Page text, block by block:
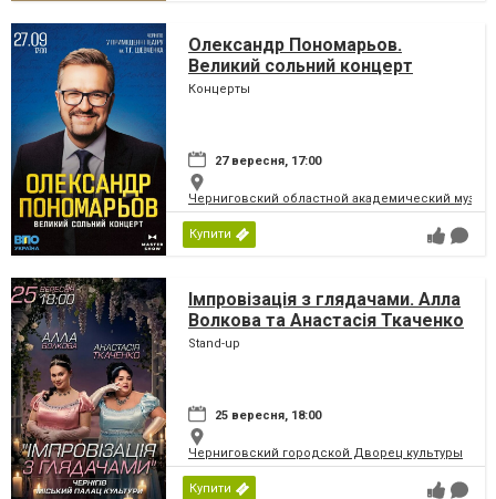
Олександр Пономарьов.
Великий сольний концерт
Концерты
27 вересня, 17:00
Черниговский областной академический
Купити
Імпровізація з глядачами. Алла
Волкова та Анастасія Ткаченко
Stand-up
25 вересня, 18:00
Черниговский городской Дворец культуры
Купити